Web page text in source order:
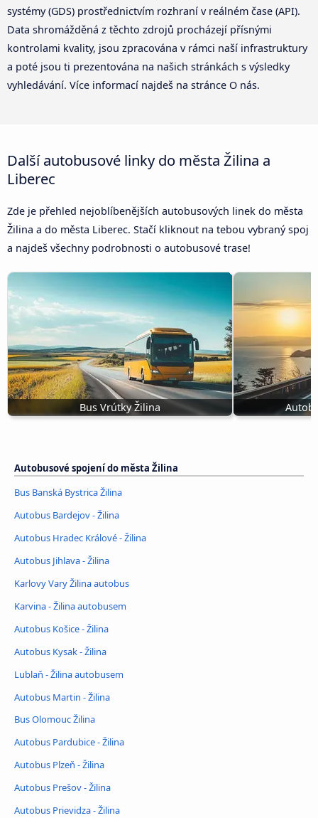
systémy (GDS) prostřednictvím rozhraní v reálném čase (API).
Data shromážděná z těchto zdrojů procházejí přísnými
kontrolami kvality, jsou zpracována v rámci naší infrastruktury
a poté jsou ti prezentována na našich stránkách s výsledky
vyhledávání. Více informací najdeš na stránce O nás.
Další autobusové linky do města Žilina a
Liberec
Zde je přehled nejoblíbenějších autobusových linek do města
Žilina a do města Liberec. Stačí kliknout na tebou vybraný spoj
a najdeš všechny podrobnosti o autobusové trase!
Bus Vrútky Žilina
Autobusové spojení do města Žilina
Bus Banská Bystrica Žilina
Autobus Bardejov - Žilina
Autobus Hradec Králové - Žilina
Autobus Jihlava - Žilina
Karlovy Vary Žilina autobus
Karvina - Žilina autobusem
Autobus Košice - Žilina
Autobus Kysak - Žilina
Lublaň - Žilina autobusem
Autobus Martin - Žilina
Bus Olomouc Žilina
Autobus Pardubice - Žilina
Autobus Plzeň - Žilina
Autobus Prešov - Žilina
Autobus Prievidza - Žilina